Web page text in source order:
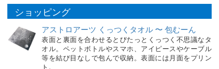
ショッピング
アストロアーツ くっつくタオル 〜 包むーん
表面と裏面を合わせるとぴたっとくっつく不思議なタ
オル。ペットボトルやスマホ、アイピースやケーブル
等を結び目なしで包んで収納。表面には月面をプリン
ト。